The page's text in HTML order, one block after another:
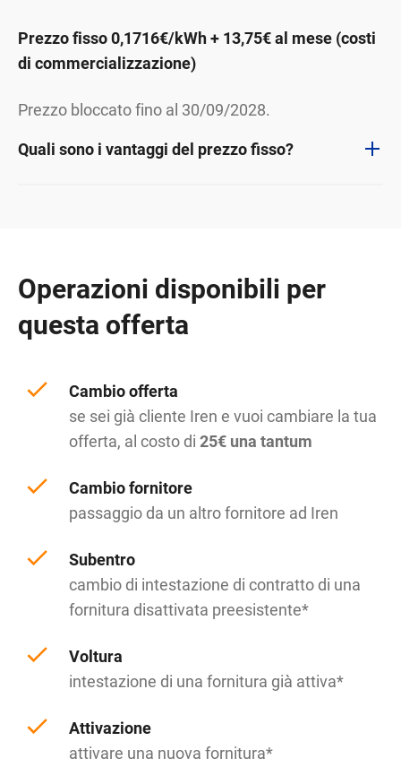
Prezzo fisso 0,1716€/kWh + 13,75€ al mese (costi
di commercializzazione)
Prezzo bloccato fino al 30/09/2028.
Quali sono i vantaggi del prezzo fisso?
Operazioni disponibili per
questa offerta
Cambio offerta
se sei già cliente Iren e vuoi cambiare la tua
offerta, al costo di 25€ una tantum
Cambio fornitore
passaggio da un altro fornitore ad Iren
Subentro
cambio di intestazione di contratto di una
fornitura disattivata preesistente*
Voltura
intestazione di una fornitura già attiva*
Attivazione
attivare una nuova fornitura*